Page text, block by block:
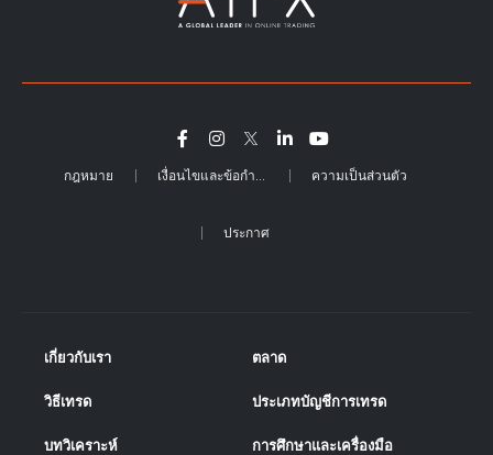
กฎหมาย ความเป็นส่วนตัว
ประกาศ
เกี่ยวกับเรา ตลาด
วิธีเทรด ประเภทบัญชีการเทรด
บทวิเคราะห์ การศึกษาและเครื่องมือ